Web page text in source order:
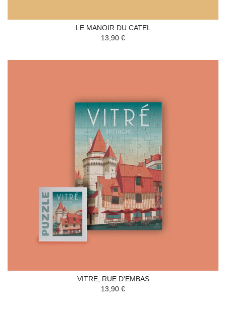
LE MANOIR DU CATEL
13,90 €
VITRE, RUE D'EMBAS
13,90 €